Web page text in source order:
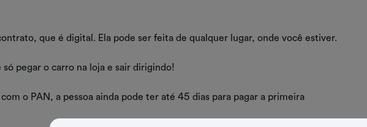
que é digital. Ela pode ser feita de qualquer lugar, onde você estiver.
pegar o carro na loja e sair dirigindo!
o PAN, a pessoa ainda pode ter até 45 dias para pagar a primeira